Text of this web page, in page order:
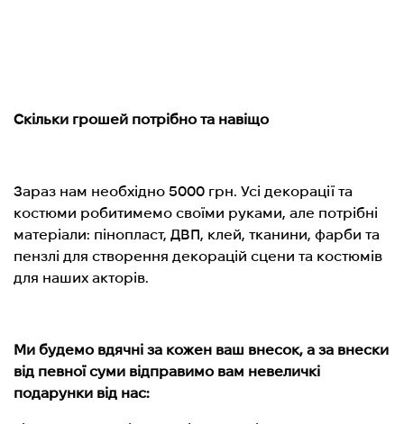
Скільки грошей потрібно та навіщо
Зараз нам необхідно 5000 грн. Усі декорації та
костюми робитимемо своїми руками, але потрібні
матеріали: пінопласт, ДВП, клей, тканини, фарби та
пензлі для створення декорацій сцени та костюмів
для наших акторів.
Ми будемо вдячні за кожен ваш внесок, а за внески
від певної суми відправимо вам невеличкі
подарунки від нас: